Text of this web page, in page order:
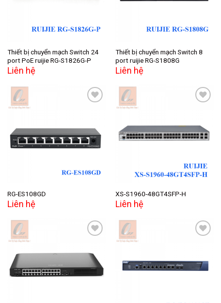
Thiết bị chuyển mạch Switch 24
port PoE ruijie RG-S1826G-P
Liên hệ
Thiết bị chuyển mạch Switch 8
port ruijie RG-S1808G
Liên hệ
Add to
wishlist
RG-ES108GD
Liên hệ
Add to
wishlist
XS-S1960-48GT4SFP-H
Liên hệ
Add to
wishlist
Add to
wishlist